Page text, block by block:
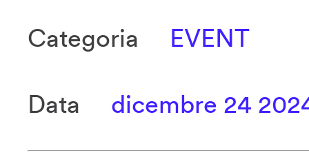
Categoria EVENT
Data dicembre 24